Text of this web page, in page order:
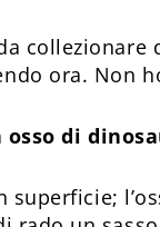
collezionare
ora. Non
di